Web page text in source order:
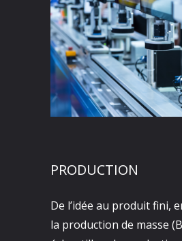
PRODUCTION
De l’idée au produit fini,
la production de masse